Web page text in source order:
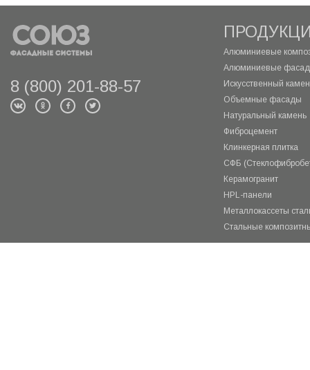
8 (800) 201-88-57
Алюминиевые
Алюминиевые
Искусственный
Объемные фасады
Натуральный камень
Фиброцемент
Клинкерная плитка
СФБ
Керамогранит
HPL-панели
Металлокассеты
Стальные